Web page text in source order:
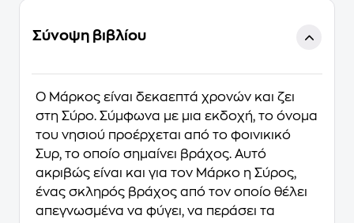
Σύνοψη βιβλίου
Ο Μάρκος είναι δεκαεπτά χρονών και ζει
στη Σύρο. Σύμφωνα με μια εκδοχή, το όνομα
του νησιού προέρχεται από το φοινικικό
Συρ, το οποίο σημαίνει βράχος. Αυτό
ακριβώς είναι και για τον Μάρκο η Σύρος,
ένας σκληρός βράχος από τον οποίο θέλει
απεγνωσμένα να φύγει, να περάσει τα